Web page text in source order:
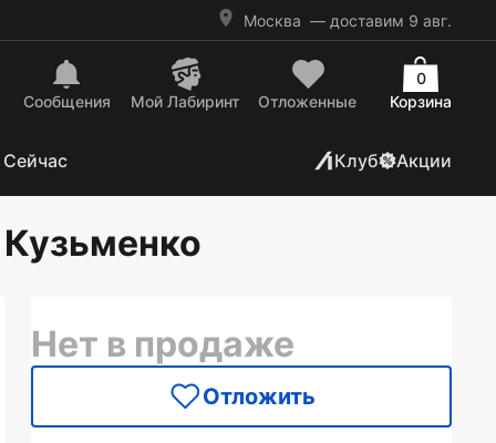
Москва — доставим 9 авг.
Сообщения Mой Лабиринт Отложенные Корзина
0
Клуб Акции
Нет в продаже
Отложить